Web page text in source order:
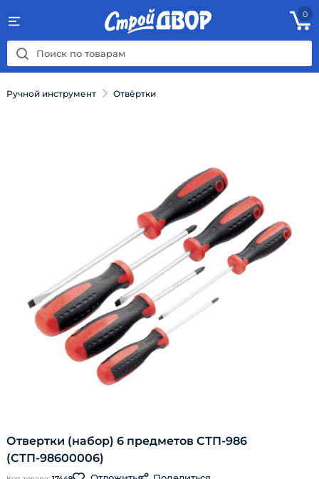
0
Ручной инструмент Отвёртки
Отвертки (набор) 6 предметов СТП-986
(СТП-98600006)